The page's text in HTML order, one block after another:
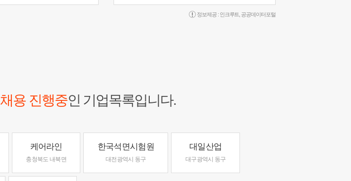
정보제공 : 인크루트 공공데이터포털
채용 진행중인 기업목록입니다.
케어라인
충청북도 내북면
한국석면시험원
대전광역시 동구
대일산업
대구광역시 동구